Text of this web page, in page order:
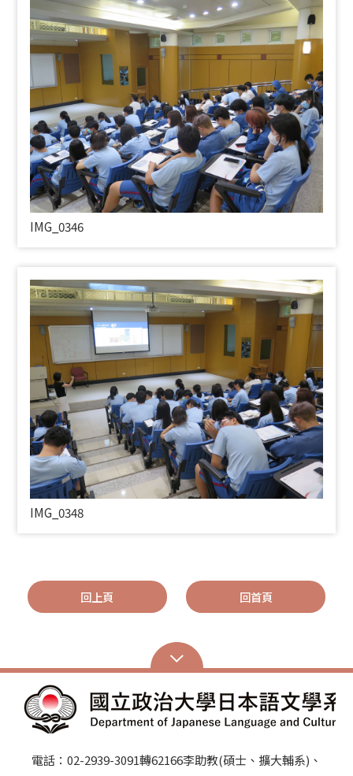
IMG_0346
IMG_0348
回上頁 回首頁
電話：02-2939-3091轉62166李助教(碩士、擴大輔系)、